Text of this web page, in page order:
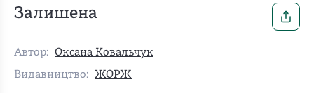
Залишена
Автор: Оксана Ковальчук
Видавництво: ЖОРЖ